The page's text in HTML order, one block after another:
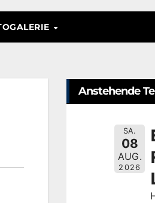
Anstehende
SA.
08
AUG.
2026